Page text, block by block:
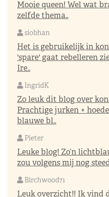
Mooie queen! Wel wat
zelfde thema..
siobhan
Het is gebruikelijk in
'spare' gaat rebelleren
Ire..
IngridK
Zo leuk dit blog over
Prachtige jurken +
blauwe bl..
Pieter
Leuke blog! Zo’n
zou volgens mij nog
Birchwood71
Leuk overzicht!! Ik vind